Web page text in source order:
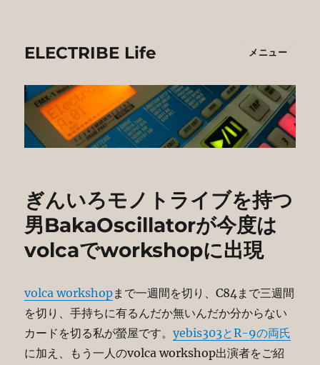
ELECTRIBE Life メニュー
ぎんいろモノトライブを持つ
男BakaOscillatorが今度は
volcaでworkshopに出現
volca workshopまで一週間を切り、C84まで三週間
を切り、手持ちに有るんだか無いんだか分からない
カードを切る私が螢屋です。yebis303とR-9の両氏
に加え、もう一人のvolca workshop出演者をご紹